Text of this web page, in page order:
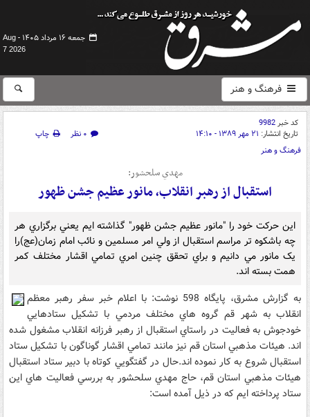
جمعه ۱۶ مرداد ۱۴۰۵ -
Aug
7 2026
فرهنگ و هنر
کد خبر9982
تاریخ انتشار: ۲۱ مهر ۱۳۸۹ - ۱۴:۱۰ ۰ نظر
چاپ
فرهنگ و هنر
مهدي سلحشور:
استقبال از رهبر انقلاب، مانور عظيم جشن ظهور
اين حرکت خود را "مانور عظيم جشن ظهور" گذاشته ايم يعني برگزاري هر
چه باشکوه تر مراسم استقبال از ولي امر مسلمين و نائب امام زمان(عج)را
يک مانور مي دانيم و براي تحقق چنين امري تمامي اقشار مختلف کمر
همت بسته اند.
به گزارش مشرق، پايگاه 598 نوشت: با اعلام خبر سفر رهبر معظم
انقلاب به شهر قم گروه هاي مختلف مردمي با تشکيل ستادهايي
خودجوش به فعاليت در راستاي استقبال از رهبر فرزانه انقلاب مشغول شده
اند. هيئات مذهبي استان قم نيز مانند تمامي اقشار گوناگون با تشکيل ستاد
استقبال شروع به کار نموده اند.حال در گفتگويي کوتاه با دبير ستاد استقبال
هيئات مذهبي استان قم، حاج مهدي سلحشور به بررسي فعاليت هاي اين
ستاد پرداخته ايم که در ذيل آمده است: